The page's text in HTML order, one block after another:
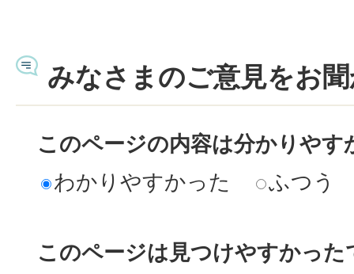
みなさまのご意見をお
このページの内容は分かりやす
わかりやすかった
ふつう
このページは見つけやすかった